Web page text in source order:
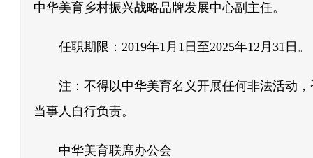
中华美育乡村振兴战略品牌发展中心副主任。
任职期限：2019年1月1日至2025年12月31日。
注：不得以中华美育名义开展任何非法活动
当事人自行负责。
中华美育联席办公会